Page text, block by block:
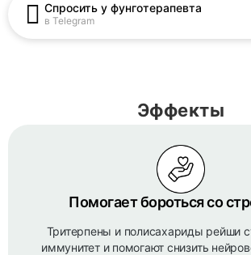
Спросить у фунготерапевта
в Telegram
Эффекты
Помогает бороться со
Тритерпены и полисахариды рейши
иммунитет и помогают снизить